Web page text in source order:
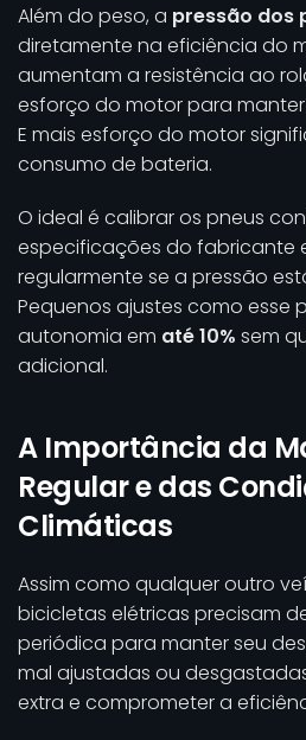
Além do peso, a pressão dos
diretamente na eficiência do
aumentam a resistência ao
esforço do motor para
E mais esforço do motor
consumo de bateria.
O ideal é calibrar os pneus
especificações do fabricante
regularmente se a pressão
Pequenos ajustes como esse
autonomia em até 10% sem
adicional.
A Importância da
Regular e das
Climáticas
Assim como qualquer outro
bicicletas elétricas precisam
periódica para manter seu
mal ajustadas ou
extra e comprometer a